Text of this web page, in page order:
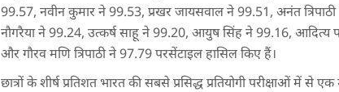
99.57, नवीन कुमार ने 99.53, प्रखर जायसवाल ने 99.51, अनंत
नौगरैया ने 99.24, उत्कर्ष साहू ने 99.20, आयुष सिंह ने 99.16, आदित्य
और गौरव मणि त्रिपाठी ने 97.79 परसेंटाइल हासिल किए हैं।
छात्रों के शीर्ष प्रतिशत भारत की सबसे प्रसिद्ध प्रतियोगी परीक्षाओं में